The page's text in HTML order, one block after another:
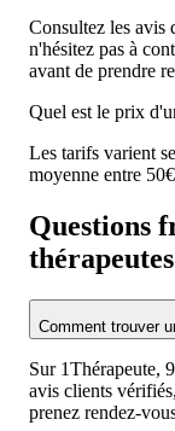
Consultez les avis
n'hésitez pas à
avant de prendre
Quel est le prix
Les tarifs varient
moyenne entre
Questions
Comment trouver
Sur 1Thérapeute,
avis clients
prenez rendez-